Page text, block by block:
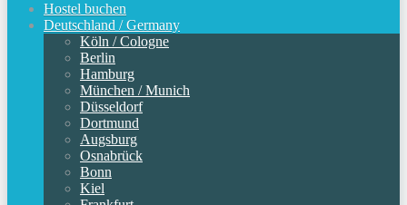
Hostel buchen
Deutschland / Germany
Köln / Cologne
Berlin
Hamburg
München / Munich
Düsseldorf
Dortmund
Augsburg
Osnabrück
Bonn
Kiel